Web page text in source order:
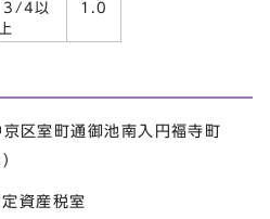
3/4以
上
1.0
室町通御池南入円福寺町
資産税室